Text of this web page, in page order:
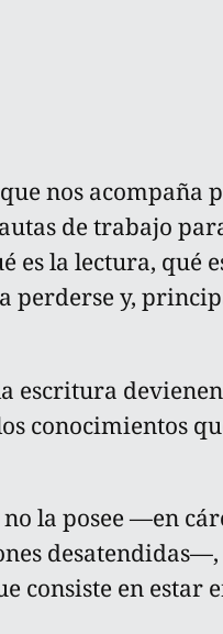
nos acompaña
de trabajo
es la lectura, qué
y,
escritura
conocimientos
la posee —en
en estar